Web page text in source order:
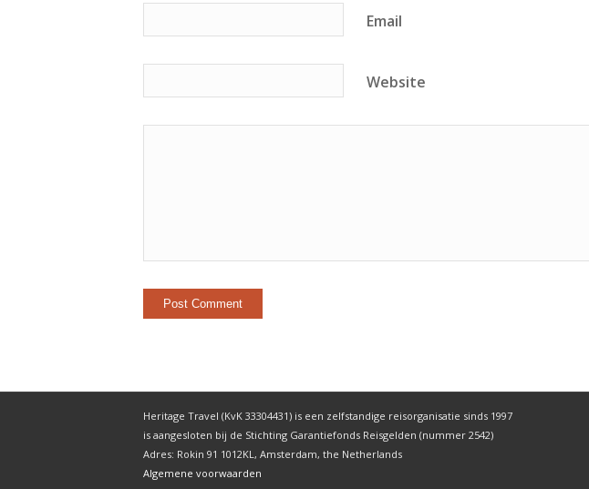
Email
Website
Heritage Travel (KvK 33304431) is een zelfstandige reisorganisatie sinds 1997
is aangesloten bij de Stichting Garantiefonds Reisgelden (nummer 2542)
Adres: Rokin 91 1012KL, Amsterdam, the Netherlands
Algemene voorwaarden